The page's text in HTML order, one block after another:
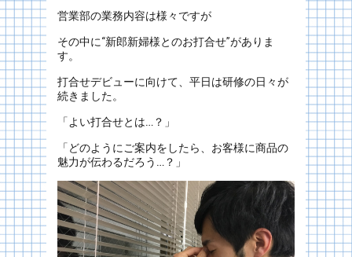
営業部の業務内容は様々ですが
その中に“新郎新婦様とのお打合せ”がありま
す。
打合せデビューに向けて、平日は研修の日々が
続きました。
「よい打合せとは…？」
「どのようにご案内をしたら、お客様に商品の
魅力が伝わるだろう…？」